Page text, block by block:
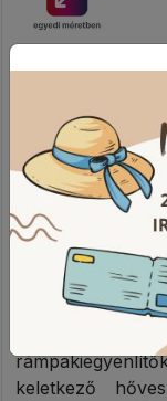
TERMÉKLEÍRÁS
Az
rakodóálláson
kínálnak. Az
keletkező